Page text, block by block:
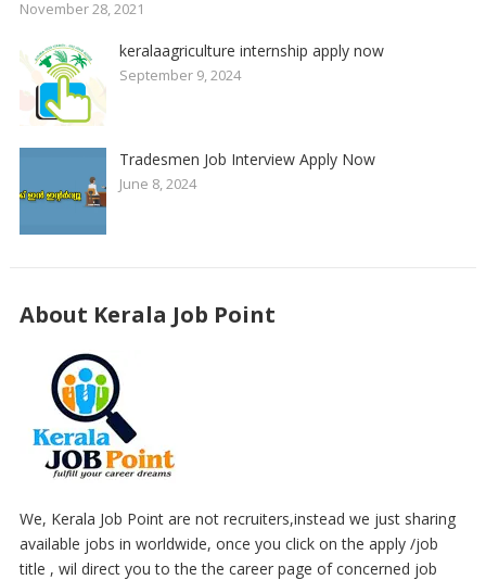
November 28, 2021
keralaagriculture internship apply now
September 9, 2024
Tradesmen Job Interview Apply Now
June 8, 2024
About Kerala Job Point
We, Kerala Job Point are not recruiters,instead we just sharing
available jobs in worldwide, once you click on the apply /job
title , wil direct you to the the career page of concerned job